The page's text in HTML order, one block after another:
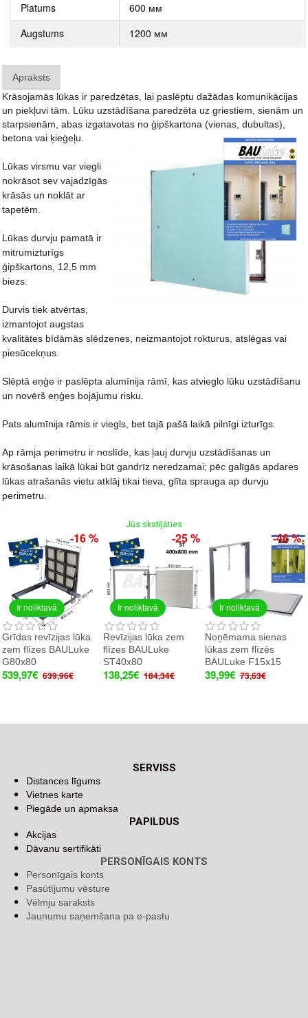
Platums
600 мм
Augstums
1200 мм
Apraksts
Krāsojamās lūkas ir paredzētas, lai paslēptu dažādas komunikācijas
un piekļuvi tām. Lūku uzstādīšana paredzēta uz griestiem, sienām un
starpsienām, abas izgatavotas no ģipškartona (vienas, dubultas),
betona vai ķieģeļu.
Lūkas virsmu var viegli
nokrāsot sev vajadzīgās
krāsās un noklāt ar
tapetēm.
Lūkas durvju pamatā ir
mitrumizturīgs
ģipškartons, 12,5 mm
biezs.
Durvis tiek atvērtas,
izmantojot augstas
kvalitātes bīdāmās slēdzenes, neizmantojot rokturus, atslēgas vai
piesūcekņus.
Slēptā eņģe ir paslēpta alumīnija rāmī, kas atvieglo lūku uzstādīšanu
un novērš eņģes bojājumu risku.
Pats alumīnija rāmis ir viegls, bet tajā pašā laikā pilnīgi izturīgs.
Ap rāmja perimetru ir noslīde, kas ļauj durvju uzstādīšanas un
krāsošanas laikā lūkai būt gandrīz neredzamai; pēc galīgās apdares
lūkas atrašanās vietu atklāj tikai tieva, glīta sprauga ap durvju
perimetru.
Jūs skatījāties
Ir noliktavā
-16 %
Grīdas revīzijas lūka
zem flīzes BAULuke
G80x80
539,97€ 639,96€
Ir noliktavā
-25 %
Revīzijas lūka zem
flīzes BAULuke
ST40x80
138,25€ 184,34€
Ir noliktavā
-46 %
Noņēmama sienas
lūkas zem flīzēs
BAULuke F15x15
39,99€ 73,63€
SERVISS
Distances līgums
Vietnes karte
Piegāde un apmaksa
PAPILDUS
Akcijas
Dāvanu sertifikāti
PERSONĪGAIS KONTS
Personīgais konts
Pasūtījumu vēsture
Vēlmju saraksts
Jaunumu saņemšana pa e-pastu